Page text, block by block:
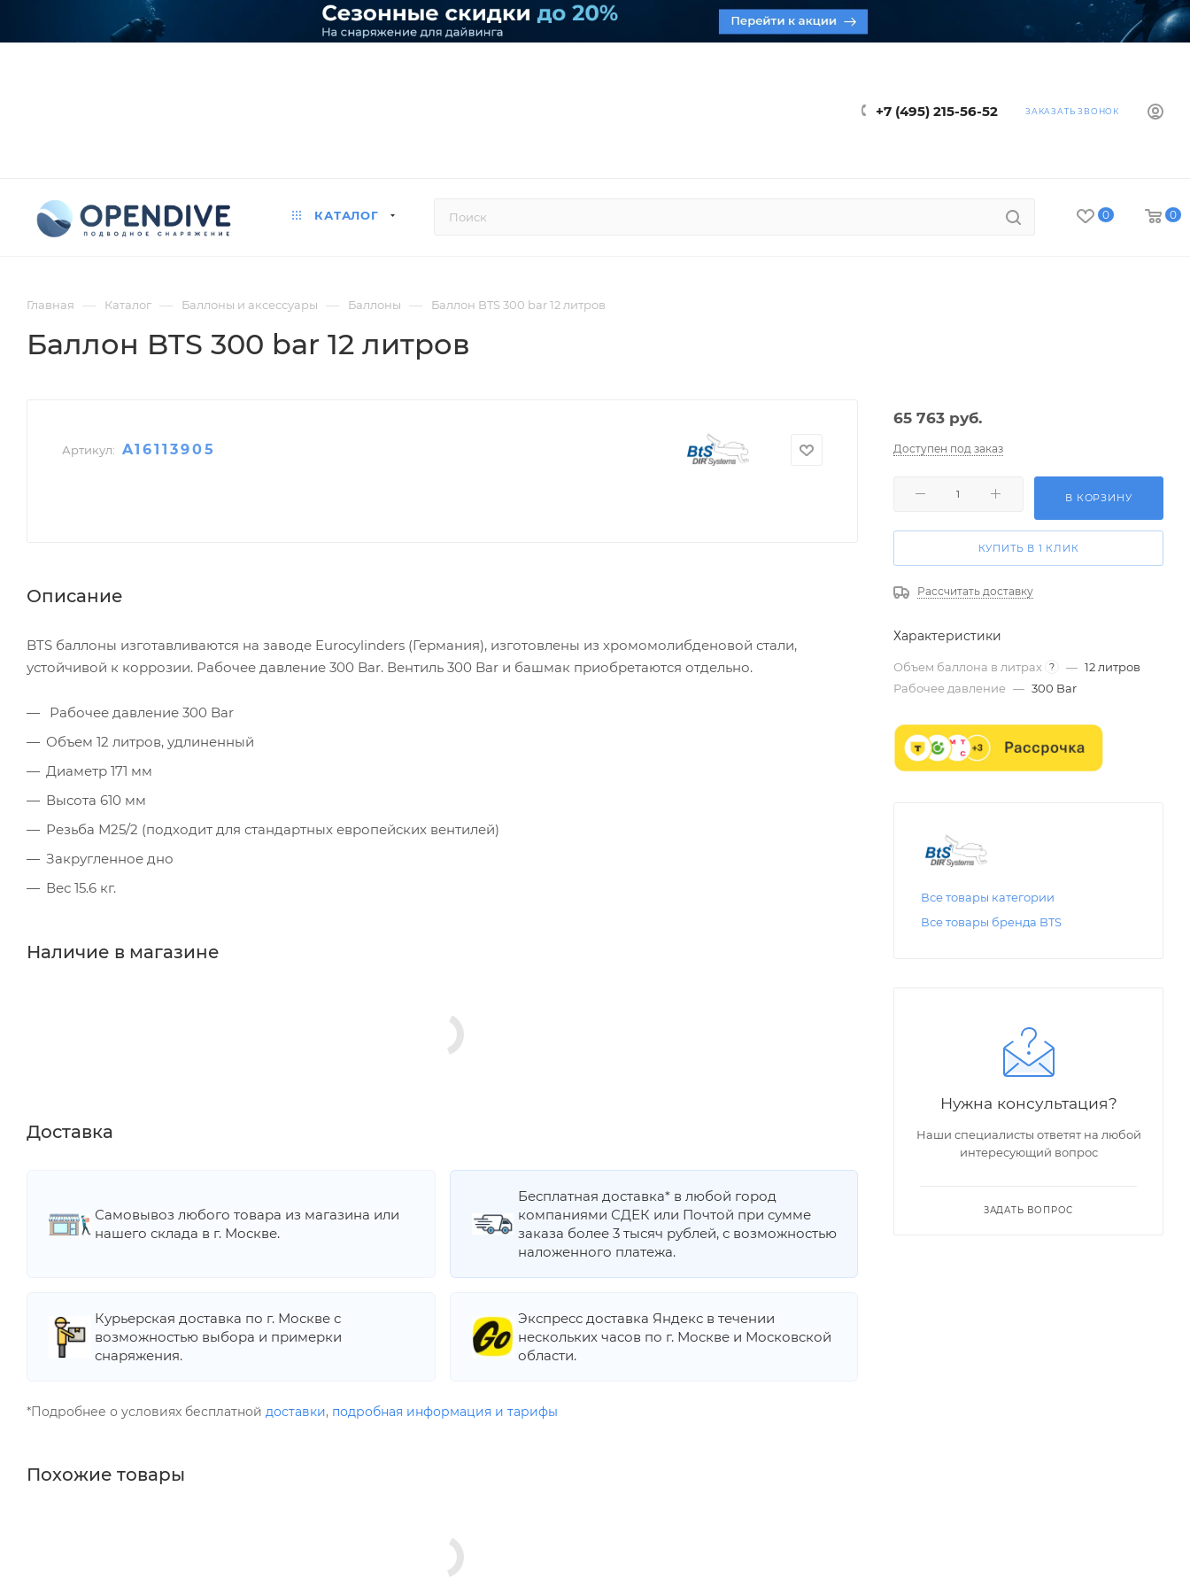
+7 (495) 215-56-52 ЗАКАЗАТЬ ЗВОНОК
КАТАЛОГ 0 0
Главная — Каталог — Баллоны и аксессуары — Баллоны — Баллон BTS 300 bar 12 литров
Баллон BTS 300 bar 12 литров
Артикул: A16113905
Описание
BTS баллоны изготавливаются на заводе Eurocylinders (Германия), изготовлены из хромомолибденовой стали,
устойчивой к коррозии. Рабочее давление 300 Bar. Вентиль 300 Bar и башмак приобретаются отдельно.
Рабочее давление 300 Bar
Объем 12 литров, удлиненный
Диаметр 171 мм
Высота 610 мм
Резьба М25/2 (подходит для стандартных европейских вентилей)
Закругленное дно
Вес 15.6 кг.
Наличие в магазине
Доставка
Самовывоз любого товара из магазина или
нашего склада в г. Москве.
Бесплатная доставка* в любой город
компаниями СДЕК или Почтой при сумме
заказа более 3 тысяч рублей, с возможностью
наложенного платежа.
Курьерская доставка по г. Москве с
возможностью выбора и примерки
снаряжения.
Экспресс доставка Яндекс в течении
нескольких часов по г. Москве и Московской
области.
*Подробнее о условиях бесплатной доставки, подробная информация и тарифы
Похожие товары
65 763 руб.
Доступен под заказ
В КОРЗИНУ
КУПИТЬ В 1 КЛИК
Рассчитать доставку
Характеристики
Объем баллона в литрах ? — 12 литров
Рабочее давление — 300 Bar
Все товары категории
Все товары бренда BTS
Нужна консультация?
Наши специалисты ответят на любой
интересующий вопрос
ЗАДАТЬ ВОПРОС